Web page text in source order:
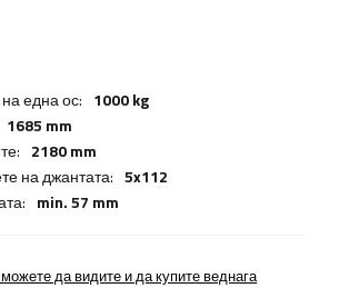
една ос: 1000 kg
1685 mm
2180 mm
на джантата: 5x112
min. 57 mm
да видите и да купите веднага